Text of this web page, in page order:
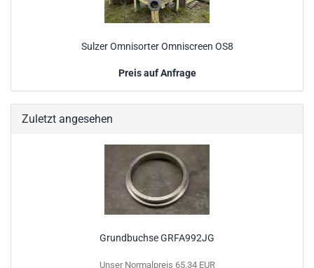
Sulzer Omnisorter Omniscreen OS8
Preis auf Anfrage
Zuletzt angesehen
Grundbuchse GRFA992JG
Unser Normalpreis 65,34 EUR